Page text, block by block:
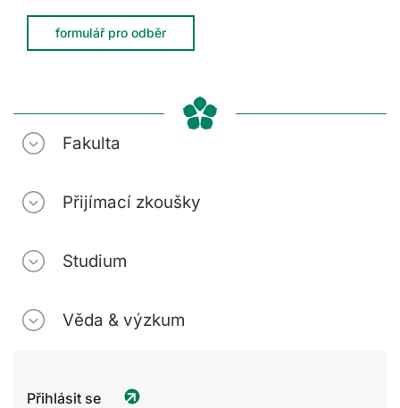
formulář pro odběr
Fakulta
Přijímací zkoušky
Studium
Věda & výzkum
Přihlásit se